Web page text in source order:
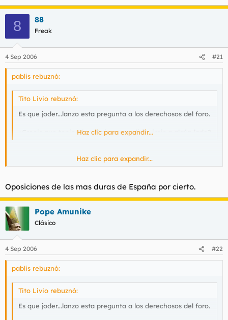
8 88
Freak
4 Sep 2006 #21
pablis rebuznó:
Tito Livio rebuznó:
Es que joder...lanzo esta pregunta a los derechosos del foro.
¿Creeis que teniendo a Rajoy como lider ireis a algún lado?
Haz clic para expandir...
Rajoy te puede caer, mal o fatal. Pero lo que no puedes negar
que tenemos ahora. No en vano, se sacó las oposiciones de
registrador de la propiedad, en cambio ZP no ha dado un palo
al agua es su puta vida, no es más que un parásito de partido.
Haz clic para expandir...
Oposiciones de las mas duras de España por cierto.
Pope Amunike
Clásico
4 Sep 2006 #22
pablis rebuznó:
Tito Livio rebuznó:
Es que joder...lanzo esta pregunta a los derechosos del foro.